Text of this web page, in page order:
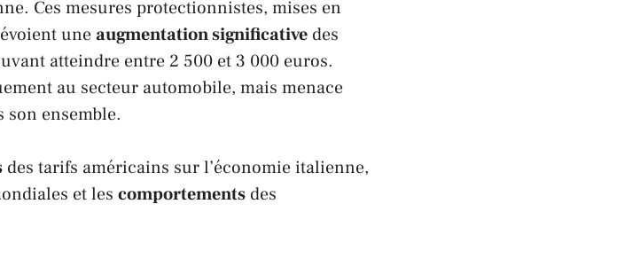
. Ces mesures protectionnistes, mises en
uneaugmentation significative des
atteindre entre 2 500 et 3 000 euros.
au secteur automobile, mais menace
son ensemble.
des tarifs américains sur l’économieitalienne,
et les comportements des